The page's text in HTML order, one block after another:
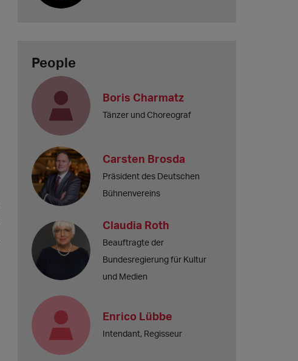
People
Boris Charmatz
Tänzer und Choreograf
Carsten Brosda
Präsident des Deutschen
Bühnenvereins
Claudia Roth
Beauftragte der
Bundesregierung für Kultur
und Medien
Enrico Lübbe
Intendant, Regisseur